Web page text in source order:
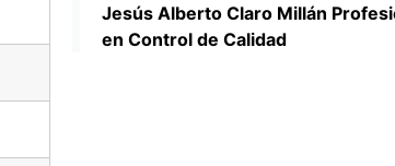
Jesús Alberto Claro Millán
en Control de Calidad